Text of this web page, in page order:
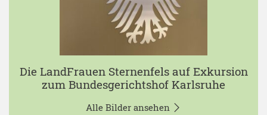
Die LandFrauen Sternenfels auf Exkursion
zum Bundesgerichtshof Karlsruhe
Alle Bilder ansehen